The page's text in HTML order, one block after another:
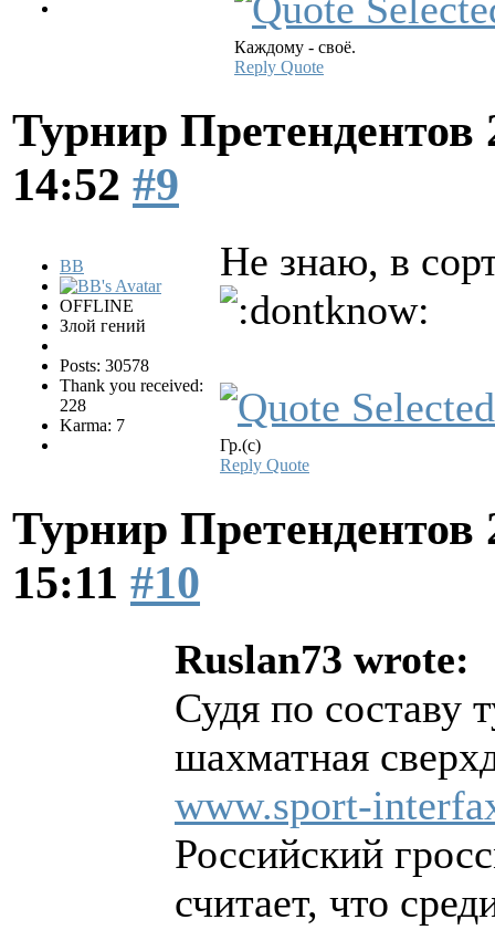
Каждому - своё.
Reply Quote
Турнир Претендентов
14:52 #9
BB
OFFLINE
Злой гений
Posts: 30578
Thank you received:
228
Karma: 7
Не знаю, в
Гр.(с)
Reply Quote
Турнир Претендентов
15:11 #10
Ruslan73 wrote:
Судя по составу
шахматная
www.sport-
Российский
считает, что